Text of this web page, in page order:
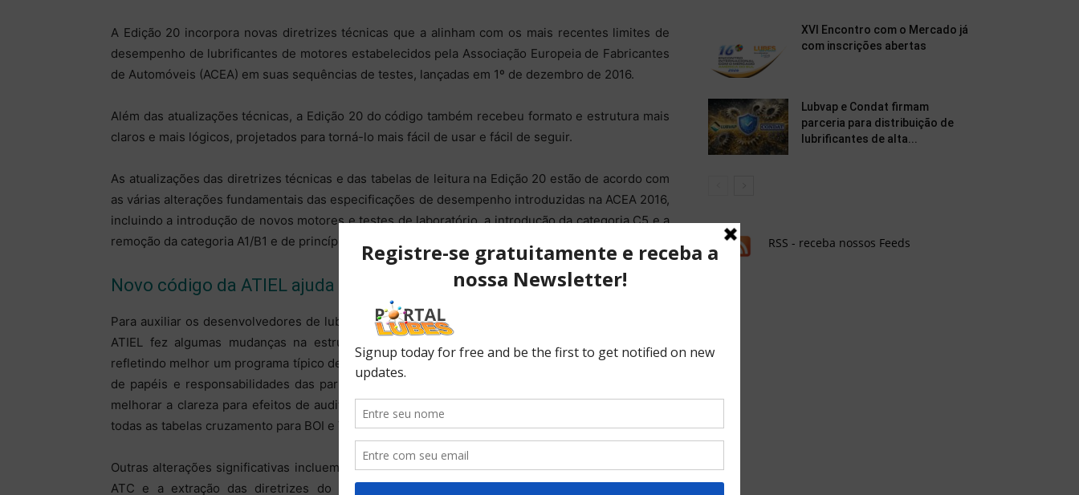
A Edição 20 incorpora novas diretrizes técnicas que a alinham com os mais recentes limites de
desempenho de lubrificantes de motores estabelecidos pela Associação Europeia de Fabricantes
de Automóveis (ACEA) em suas sequências de testes, lançadas em 1º de dezembro de 2016.
Além das atualizações técnicas, a Edição 20 do código também recebeu formato e estrutura mais
claros e mais lógicos, projetados para torná-lo mais fácil de usar e fácil de seguir.
As atualizações das diretrizes técnicas e das tabelas de leitura na Edição 20 estão de acordo com
as várias alterações fundamentais das especificações de desempenho introduzidas na ACEA 2016,
incluindo a introdução de novos motores e testes de laboratório, a introdução da categoria C5 e a
remoção da categoria A1/B1 e de princípios de correspondências anteriores para certos testes.
Novo código da ATIEL ajuda a indústria
Para auxiliar os desenvolvedores de lubrificantes a cumprir as novas exigências da ACEA 2016, a
ATIEL fez algumas mudanças na estrutura da Edição 20, incluindo: ordenamento de seções
refletindo melhor um programa típico de desenvolvimento de lubrificantes, definições mais claras
de papéis e responsabilidades das partes envolvidas no desenvolvimento, novas secções para
melhorar a clareza para efeitos de auditoria, uma reestruturação mais lógica dos apêndices com
todas as tabelas cruzamento para BOI e VGRA agrupadas e exemplos adicionais.
Outras alterações significativas incluem um alinhamento mais próximo com o Código de Práticas
ATC e a extração das diretrizes do Sistema Europeu de Gestão do Lubrificante de Motor
XVI Encontro com o Mercado já
com inscrições abertas
Lubvap e Condat firmam
parceria para distribuição de
lubrificantes de alta...
RSS - receba nossos Feeds